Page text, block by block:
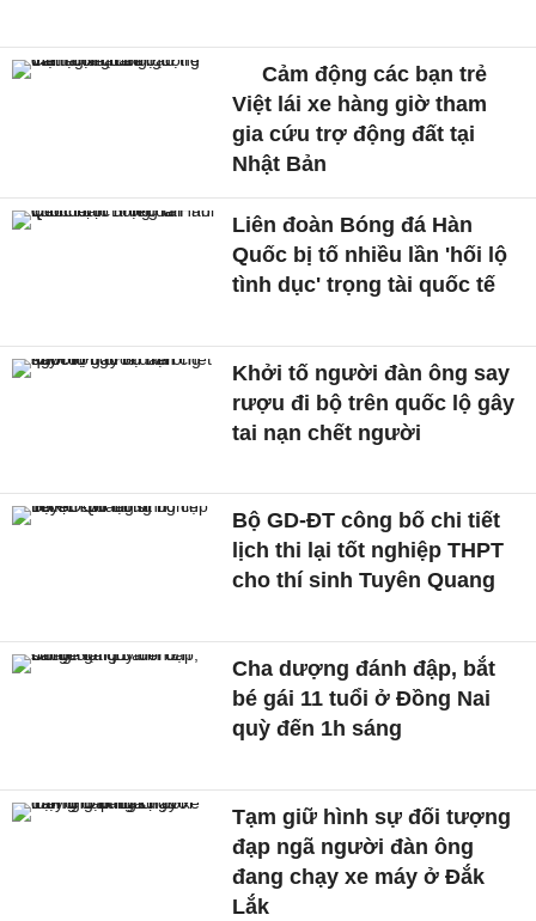
Cảm động các bạn trẻ
Việt lái xe hàng giờ tham
gia cứu trợ động đất tại
Nhật Bản
Liên đoàn Bóng đá Hàn
Quốc bị tố nhiều lần 'hối lộ
tình dục' trọng tài quốc tế
Khởi tố người đàn ông say
rượu đi bộ trên quốc lộ gây
tai nạn chết người
Bộ GD-ĐT công bố chi tiết
lịch thi lại tốt nghiệp THPT
cho thí sinh Tuyên Quang
Cha dượng đánh đập, bắt
bé gái 11 tuổi ở Đồng Nai
quỳ đến 1h sáng
Tạm giữ hình sự đối tượng
đạp ngã người đàn ông
đang chạy xe máy ở Đắk
Lắk